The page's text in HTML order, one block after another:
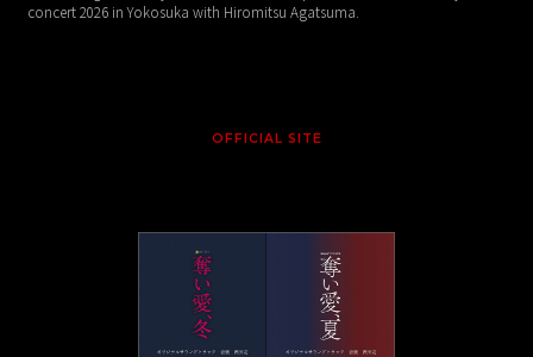
concert 2026 in Yokosuka with Hiromitsu Agatsuma.
OFFICIAL SITE